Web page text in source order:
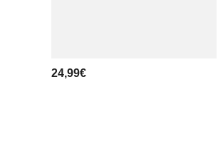
24,99€